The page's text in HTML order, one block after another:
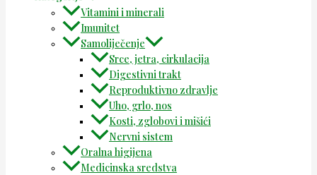
Vitamini i minerali
Imunitet
Samoliječenje
Srce, jetra, cirkulacija
Digestivni trakt
Reproduktivno zdravlje
Uho, grlo, nos
Kosti, zglobovi i mišići
Nervni sistem
Oralna higijena
Medicinska sredstva